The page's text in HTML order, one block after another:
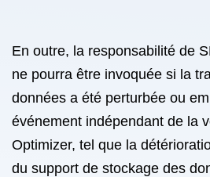
En outre, la responsabilité de
ne pourra être invoquée si la
données a été perturbée ou
événement indépendant de la
Optimizer, tel que la
du support de stockage des